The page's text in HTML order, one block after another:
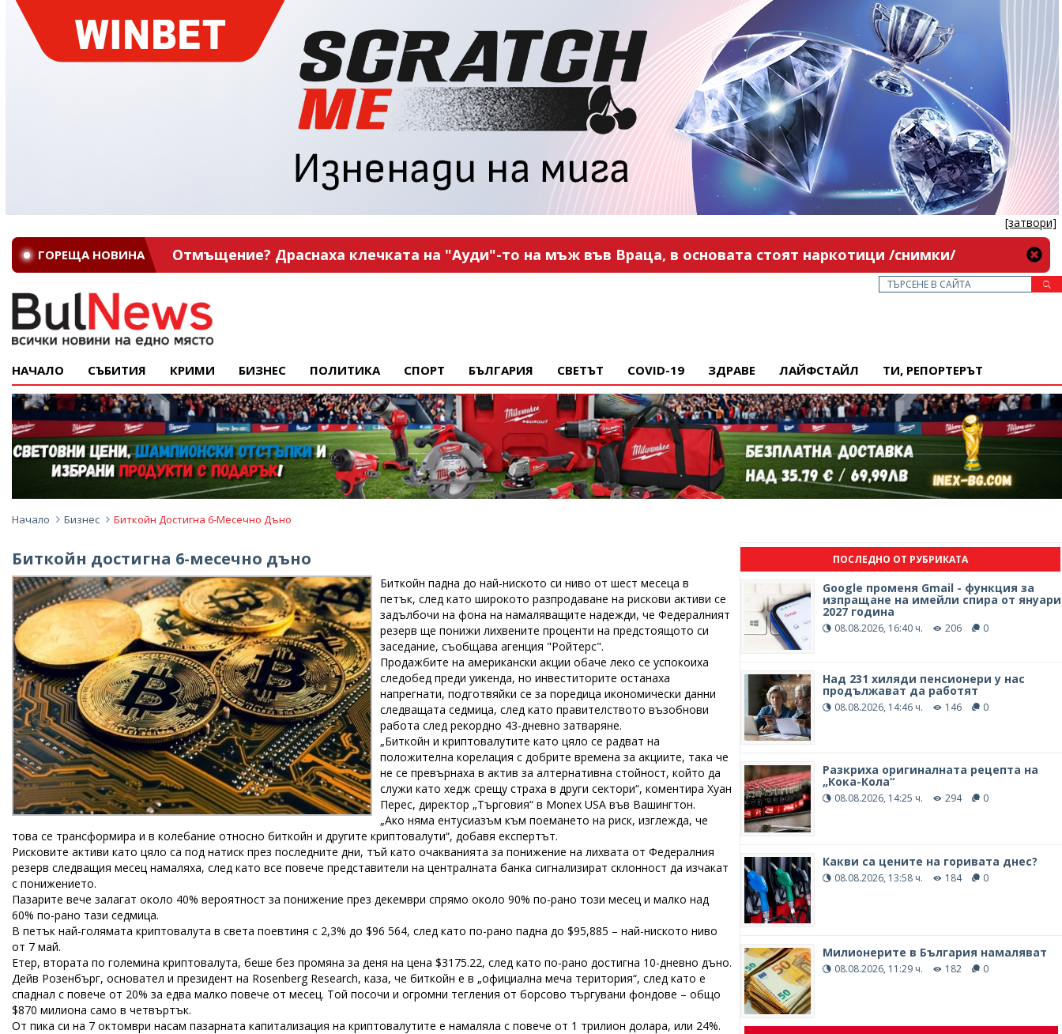
[затвори]
ГОРЕЩА НОВИНА Отмъщение? Драснаха клечката на "Ауди"-то на мъж във Враца, в основата стоят наркотици /снимки/
НАЧАЛО СЪБИТИЯ КРИМИ БИЗНЕС ПОЛИТИКА СПОРТ БЪЛГАРИЯ СВЕТЪТ COVID-19 ЗДРАВЕ ЛАЙФСТАЙЛ ТИ, РЕПОРТЕРЪТ
Начало Бизнес Биткойн Достигна 6-Месечно Дъно
Биткойн достигна 6-месечно дъно
Биткойн падна до най-ниското си ниво от шест месеца в
петък, след като широкото разпродаване на рискови активи се
задълбочи на фона на намаляващите надежди, че Федералният
резерв ще понижи лихвените проценти на предстоящото си
заседание, съобщава агенция "Ройтерс".
Продажбите на американски акции обаче леко се успокоиха
следобед преди уикенда, но инвеститорите останаха
напрегнати, подготвяйки се за поредица икономически данни
следващата седмица, след като правителството възобнови
работа след рекордно 43-дневно затваряне.
„Биткойн и криптовалутите като цяло се радват на
положителна корелация с добрите времена за акциите, така че
не се превърнаха в актив за алтернативна стойност, който да
служи като хедж срещу страха в други сектори“, коментира Хуан
Перес, директор „Търговия“ в Monex USA във Вашингтон.
„Ако няма ентусиазъм към поемането на риск, изглежда, че
това се трансформира и в колебание относно биткойн и другите криптовалути“, добавя експертът.
Рисковите активи като цяло са под натиск през последните дни, тъй като очакванията за понижение на лихвата от Федералния
резерв следващия месец намаляха, след като все повече представители на централната банка сигнализират склонност да изчакат
с понижението.
Пазарите вече залагат около 40% вероятност за понижение през декември спрямо около 90% по-рано този месец и малко над
60% по-рано тази седмица.
В петък най-голямата криптовалута в света поевтиня с 2,3% до $96 564, след като по-рано падна до $95,885 – най-ниското ниво
от 7 май.
Етер, втората по големина криптовалута, беше без промяна за деня на цена $3175.22, след като по-рано достигна 10-дневно дъно.
Дейв Розенбърг, основател и президент на Rosenberg Research, каза, че биткойн е в „официална меча територия“, след като е
спаднал с повече от 20% за едва малко повече от месец. Той посочи и огромни тегления от борсово търгувани фондове – общо
$870 милиона само в четвъртък.
От пика си на 7 октомври насам пазарната капитализация на криптовалутите е намаляла с повече от 1 трилион долара, или 24%.
ПОСЛЕДНО ОТ РУБРИКАТА
Google променя Gmail - функция за
изпращане на имейли спира от януари
2027 година
08.08.2026, 16:40 ч. 206 0
Над 231 хиляди пенсионери у нас
продължават да работят
08.08.2026, 14:46 ч. 146 0
Разкриха оригиналната рецепта на
„Кока-Кола“
08.08.2026, 14:25 ч. 294 0
Какви са цените на горивата днес?
08.08.2026, 13:58 ч. 184 0
Милионерите в България намаляват
08.08.2026, 11:29 ч. 182 0